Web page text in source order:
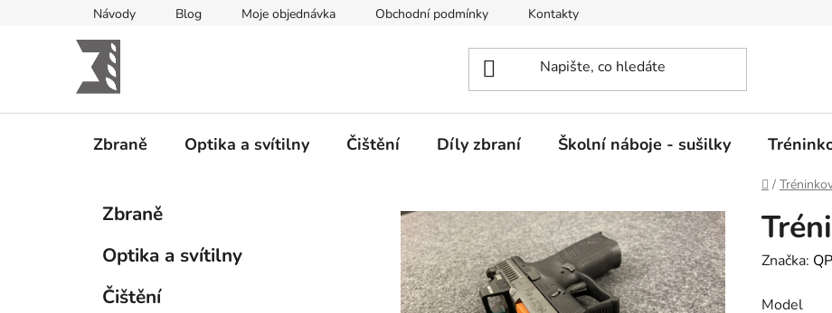
Návody Blog Moje objednávka Obchodní podmínky Kontakty
Zbraně Optika a svítilny Čištění Díly zbraní Školní náboje - sušilky
Domů
/
Přeskočit
kategorie
Zbraně
Optika a svítilny
Čištění
Značka:
Model